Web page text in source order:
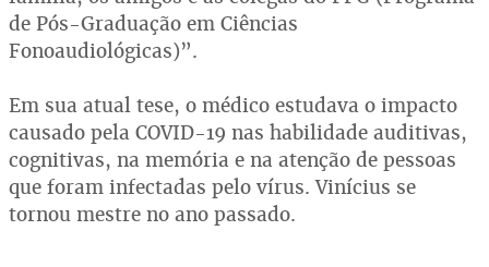
de Pós-Graduação em Ciências
Fonoaudiológicas)”.
Em sua atual tese, o médico estudava o impacto
causado pela COVID-19 nas habilidade auditivas,
cognitivas, na memória e na atenção de pessoas
que foram infectadas pelo vírus. Vinícius se
tornou mestre no ano passado.